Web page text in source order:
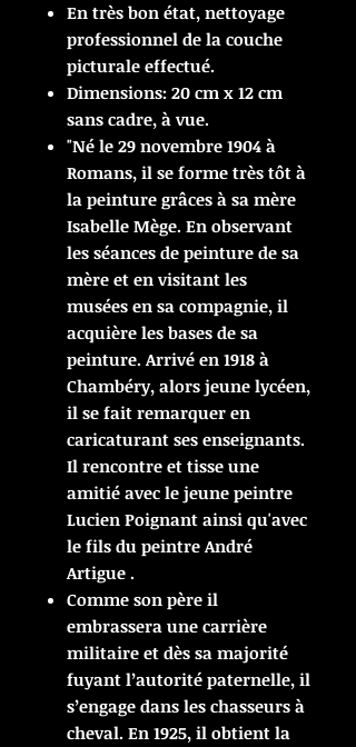
En très bon état, nettoyage
professionnel de la couche
picturale effectué.
Dimensions: 20 cm x 12 cm
sans cadre, à vue.
"Né le 29 novembre 1904 à
Romans, il se forme très tôt à
la peinture grâces à sa mère
Isabelle Mège. En observant
les séances de peinture de sa
mère et en visitant les
musées en sa compagnie, il
acquière les bases de sa
peinture. Arrivé en 1918 à
Chambéry, alors jeune lycéen,
il se fait remarquer en
caricaturant ses enseignants.
Il rencontre et tisse une
amitié avec le jeune peintre
Lucien Poignant ainsi qu'avec
le fils du peintre André
Artigue .
Comme son père il
embrassera une carrière
militaire et dès sa majorité
fuyant l’autorité paternelle, il
s’engage dans les chasseurs à
cheval. En 1925, il obtient la